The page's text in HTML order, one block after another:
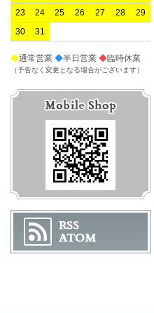
23
24 25 26 27 28
29
30
31
◆通常営業 ◆半日営業 ◆臨時休業
（予告なく変更となる場合がございます）